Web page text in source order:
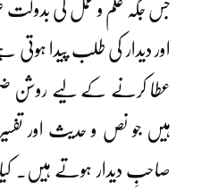
جس جگہ علم و عمل کی بدولت
اور دیدار کی طلب پیدا
عطا کرنے کے لیے روشن
ہیں جو نص و حدیث اور
صاحبِ دیدار ہوتے ہیں۔ کیا